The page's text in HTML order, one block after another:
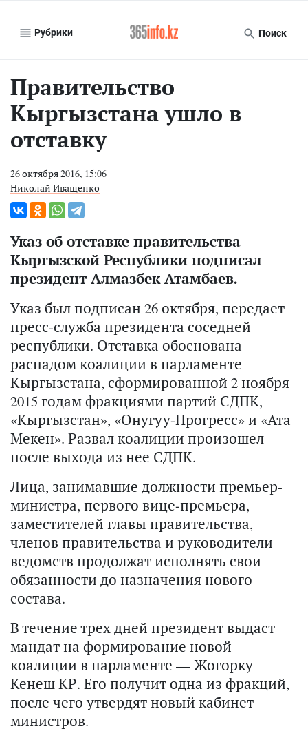
Рубрики Поиск
Правительство
Кыргызстана ушло в
отставку
26 октября 2016, 15:06
Николай Иващенко
Указ об отставке правительства
Кыргызской Республики подписал
президент Алмазбек Атамбаев.
Указ был подписан 26 октября, передает
пресс-служба президента соседней
республики. Отставка обоснована
распадом коалиции в парламенте
Кыргызстана, сформированной 2 ноября
2015 годам фракциями партий СДПК,
«Кыргызстан», «Онугуу-Прогресс» и «Ата
Мекен». Развал коалиции произошел
после выхода из нее СДПК.
Лица, занимавшие должности премьер-
министра, первого вице-премьера,
заместителей главы правительства,
членов правительства и руководители
ведомств продолжат исполнять свои
обязанности до назначения нового
состава.
В течение трех дней президент выдаст
мандат на формирование новой
коалиции в парламенте — Жогорку
Кенеш КР. Его получит одна из фракций,
после чего утвердят новый кабинет
министров.